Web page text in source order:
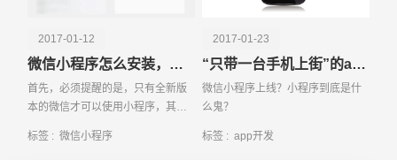
2017-01-12
微信小程序怎么安装，在哪里找？
首先，必须提醒的是，只有全新版
本的微信才可以使用小程序，其他
把你的微信更新至iOS6 5 3版本或
标签 : 微信小程序
2017-01-23
“只带一台手机上街”的app生活模式 你造吗？
微信小程序上线？小程序到底是什
么鬼？
标签 : app开发